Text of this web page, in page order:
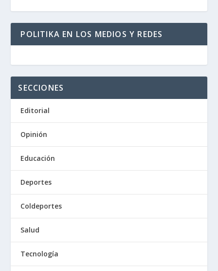
POLITIKA EN LOS MEDIOS Y REDES
SECCIONES
Editorial
Opinión
Educación
Deportes
Coldeportes
Salud
Tecnología